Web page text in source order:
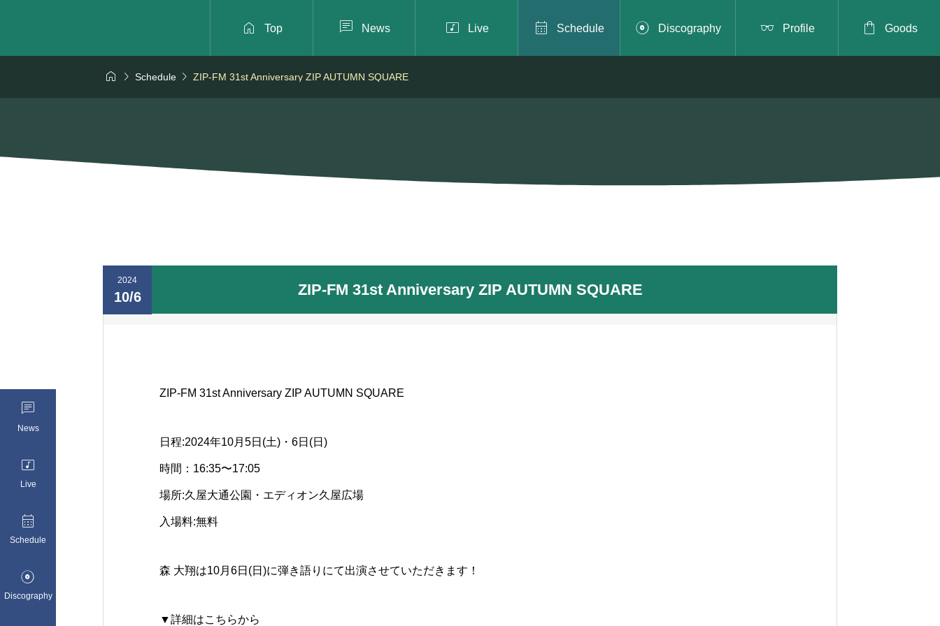
 Top  News  Live  Schedule  Discography  Profile  Goods
  Schedule  ZIP-FM 31st Anniversary ZIP AUTUMN SQUARE
2024
10/6 ZIP-FM 31st Anniversary ZIP AUTUMN SQUARE
ZIP-FM 31st Anniversary ZIP AUTUMN SQUARE
日程:2024年10月5日(土)・6日(日)
時間：16:35〜17:05
場所:久屋大通公園・エディオン久屋広場
入場料:無料
森 大翔は10月6日(日)に弾き語りにて出演させていただきます！
▼詳細はこちらから

News

Live

Schedule

Discography